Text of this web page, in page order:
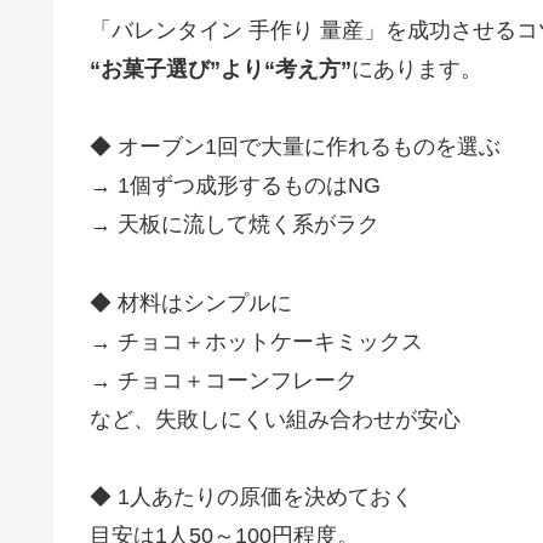
「バレンタイン 手作り 量産」を成功させる
“お菓子選び”より“考え方”にあります。
◆ オーブン1回で大量に作れるものを選ぶ
→ 1個ずつ成形するものはNG
→ 天板に流して焼く系がラク
◆ 材料はシンプルに
→ チョコ＋ホットケーキミックス
→ チョコ＋コーンフレーク
など、失敗しにくい組み合わせが安心
◆ 1人あたりの原価を決めておく
目安は1人50～100円程度。